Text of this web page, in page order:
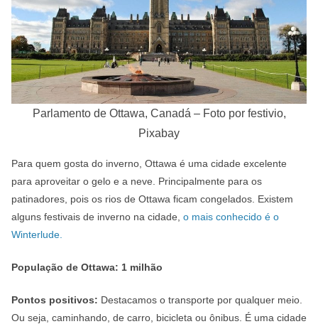
Parlamento de Ottawa, Canadá – Foto por festivio,
Pixabay
Para quem gosta do inverno, Ottawa é uma cidade excelente
para aproveitar o gelo e a neve. Principalmente para os
patinadores, pois os rios de Ottawa ficam congelados. Existem
alguns festivais de inverno na cidade, o mais conhecido é o
Winterlude.
População de Ottawa: 1 milhão
Pontos positivos: Destacamos o transporte por qualquer meio.
Ou seja, caminhando, de carro, bicicleta ou ônibus. É uma cidade